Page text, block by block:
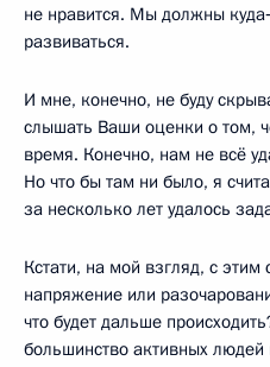
не нравится. Мы должны
развиваться.
И мне, конечно, не буду
слышать Ваши оценки о том,
время. Конечно, нам не всё
Но что бы там ни было, я
за несколько лет удалось
Кстати, на мой взгляд, с этим
напряжение или
что будет дальше
большинство активных